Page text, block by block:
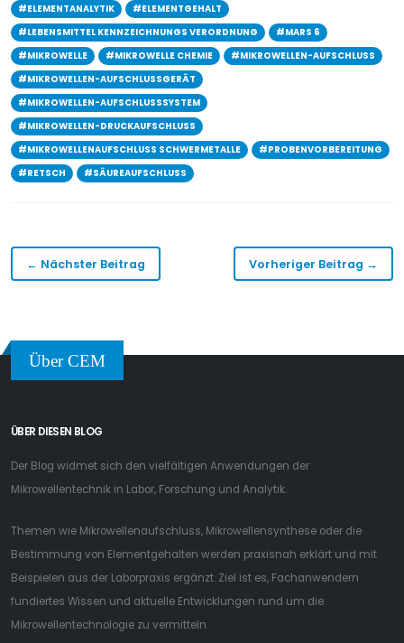
#ELEMENTANALYTIK
#ELEMENTGEHALT
#LEBENSMITTEL KENNZEICHNUNGS VERORDNUNG
#MARS 6
#MIKROWELLE
#MIKROWELLE CHEMIE
#MIKROWELLEN-AUFSCHLUSS
#MIKROWELLEN-AUFSCHLUSSGERÄT
#MIKROWELLEN-AUFSCHLUSSSYSTEM
#MIKROWELLEN-DRUCKAUFSCHLUSS
#MIKROWELLENAUFSCHLUSS SCHWERMETALLE
#PROBENVORBEREITUNG
#RETSCH
#SÄUREAUFSCHLUSS
← Nächster Beitrag Vorheriger Beitrag →
Über CEM
ÜBER DIESEN BLOG
Der Blog widmet sich den vielfältigen Anwendungen der
Mikrowellentechnik in Labor, Forschung und Analytik.
Themen wie Mikrowellenaufschluss, Mikrowellensynthese oder die
Bestimmung von Elementgehalten werden praxisnah erklärt und mit
Beispielen aus der Laborpraxis ergänzt. Ziel ist es, Fachanwendern
fundiertes Wissen und aktuelle Entwicklungen rund um die
Mikrowellentechnologie zu vermitteln.